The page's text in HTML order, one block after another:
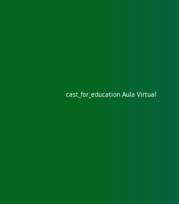
cast_for_education Aula Virtual